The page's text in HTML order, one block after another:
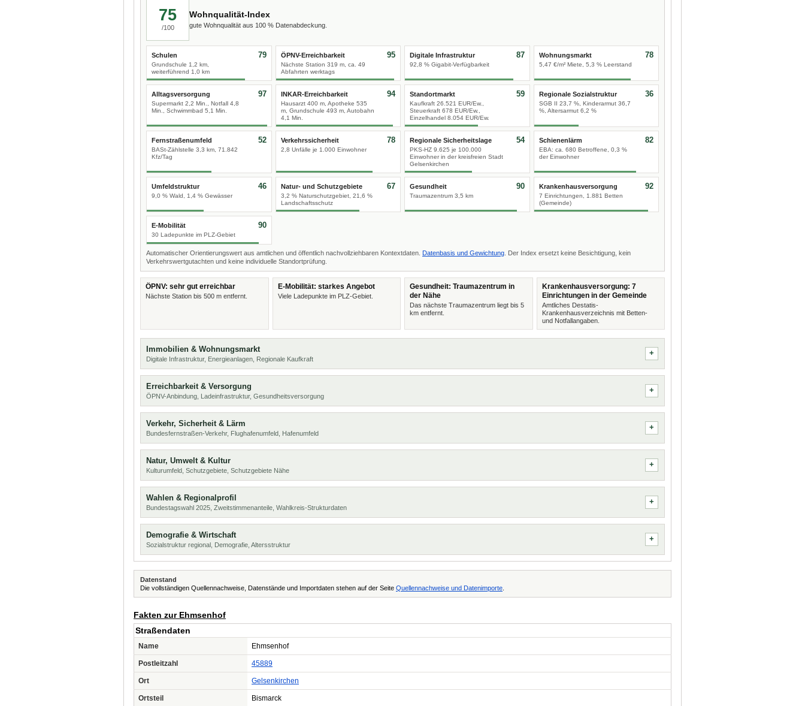
75
/100
Wohnqualität-Index
gute Wohnqualität aus 100 % Datenabdeckung.
Schulen
Grundschule 1,2 km,
weiterführend 1,0 km
79 ÖPNV-Erreichbarkeit
Nächste Station 319 m, ca. 49
Abfahrten werktags
95 Digitale Infrastruktur
92,8 % Gigabit-Verfügbarkeit
87 Wohnungsmarkt
5,47 €/m² Miete, 5,3 % Leerstand
78
Alltagsversorgung
Supermarkt 2,2 Min., Notfall 4,8
Min., Schwimmbad 5,1 Min.
97 INKAR-Erreichbarkeit
Hausarzt 400 m, Apotheke 535
m, Grundschule 493 m, Autobahn
4,1 Min.
94 Standortmarkt
Kaufkraft 26.521 EUR/Ew.,
Steuerkraft 678 EUR/Ew.,
Einzelhandel 8.054 EUR/Ew.
59 Regionale Sozialstruktur
SGB II 23,7 %, Kinderarmut 36,7
%, Altersarmut 6,2 %
36
Fernstraßenumfeld
BASt-Zählstelle 3,3 km, 71.842
Kfz/Tag
52 Verkehrssicherheit
2,8 Unfälle je 1.000 Einwohner
78 Regionale Sicherheitslage
PKS-HZ 9.625 je 100.000
Einwohner in der kreisfreien Stadt
Gelsenkirchen
54 Schienenlärm
EBA: ca. 680 Betroffene, 0,3 %
der Einwohner
82
Umfeldstruktur
9,0 % Wald, 1,4 % Gewässer
46 Natur- und Schutzgebiete
3,2 % Naturschutzgebiet, 21,6 %
Landschaftsschutz
67 Gesundheit
Traumazentrum 3,5 km
90 Krankenhausversorgung
7 Einrichtungen, 1.881 Betten
(Gemeinde)
92
E-Mobilität
30 Ladepunkte im PLZ-Gebiet
90
Automatischer Orientierungswert aus amtlichen und öffentlich nachvollziehbaren Kontextdaten. Datenbasis und Gewichtung . Der Index ersetzt keine Besichtigung, kein
Verkehrswertgutachten und keine individuelle Standortprüfung.
ÖPNV: sehr gut erreichbar
Nächste Station bis 500 m entfernt.
E-Mobilität: starkes Angebot
Viele Ladepunkte im PLZ-Gebiet.
Gesundheit: Traumazentrum in
der Nähe
Das nächste Traumazentrum liegt bis 5
km entfernt.
Krankenhausversorgung: 7
Einrichtungen in der Gemeinde
Amtliches Destatis-
Krankenhausverzeichnis mit Betten-
und Notfallangaben.
Immobilien & Wohnungsmarkt
Digitale Infrastruktur, Energieanlagen, Regionale Kaufkraft
Erreichbarkeit & Versorgung
ÖPNV-Anbindung, Ladeinfrastruktur, Gesundheitsversorgung
Verkehr, Sicherheit & Lärm
Bundesfernstraßen-Verkehr, Flughafenumfeld, Hafenumfeld
Natur, Umwelt & Kultur
Kulturumfeld, Schutzgebiete, Schutzgebiete Nähe
Wahlen & Regionalprofil
Bundestagswahl 2025, Zweitstimmenanteile, Wahlkreis-Strukturdaten
Demografie & Wirtschaft
Sozialstruktur regional, Demografie, Altersstruktur
Datenstand
Die vollständigen Quellennachweise, Datenstände und Importdaten stehen auf der Seite Quellennachweise und Datenimporte
Fakten zur Ehmsenhof
Straßendaten
Name Ehmsenhof
Postleitzahl 45889
Ort Gelsenkirchen
Ortsteil Bismarck